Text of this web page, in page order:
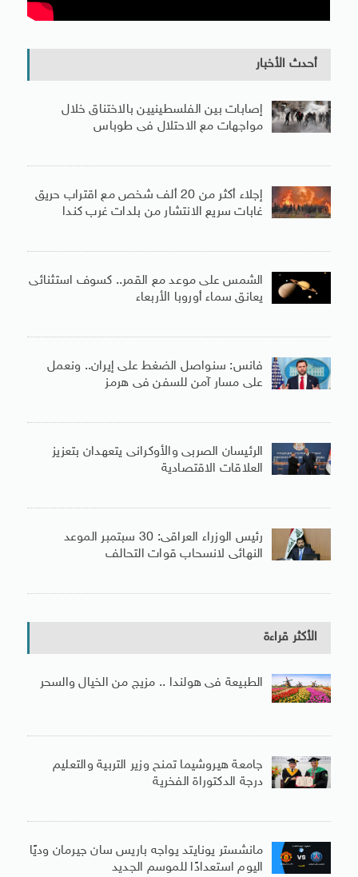
أحدث الأخبار
إصابات بين الفلسطينيين بالاختناق خلال
مواجهات مع الاحتلال فى طوباس
إجلاء أكثر من 20 ألف شخص مع اقتراب حريق
غابات سريع الانتشار من بلدات غرب كندا
الشمس على موعد مع القمر.. كسوف استثنائى
يعانق سماء أوروبا الأربعاء
فانس: سنواصل الضغط على إيران.. ونعمل
على مسار آمن للسفن فى هرمز
الرئيسان الصربى والأوكرانى يتعهدان بتعزيز
العلاقات الاقتصادية
رئيس الوزراء العراقى: 30 سبتمبر الموعد
النهائى لانسحاب قوات التحالف
الأكثر قراءة
الطبيعة فى هولندا .. مزيج من الخيال والسحر
جامعة هيروشيما تمنح وزير التربية والتعليم
درجة الدكتوراة الفخرية
مانشستر يونايتد يواجه باريس سان جيرمان وديًا
اليوم استعدادًا للموسم الجديد